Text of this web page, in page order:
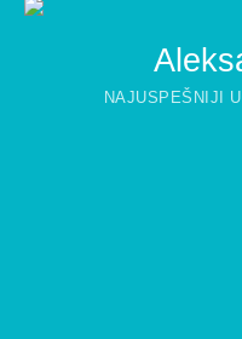
NAJUSPEŠNIJI